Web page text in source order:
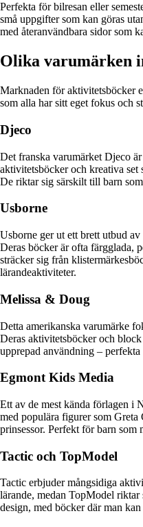
Perfekta för bilresan eller
små uppgifter som kan göras
med återanvändbara sidor som
Olika varumärken
Marknaden för aktivitetsböcker
som alla har sitt eget fokus och
Djeco
Det franska varumärket Djeco
aktivitetsböcker och kreativa set
De riktar sig särskilt till barn
Usborne
Usborne ger ut ett brett utbud
Deras böcker är ofta färgglada,
sträcker sig från
lärandeaktiviteter.
Melissa & Doug
Detta amerikanska varumärke
Deras aktivitetsböcker och
upprepad användning –
Egmont Kids Media
Ett av de mest kända förlagen i
med populära figurer som
prinsessor. Perfekt för barn som
Tactic och TopModel
Tactic erbjuder mångsidiga
lärande, medan TopModel
design, med böcker där man